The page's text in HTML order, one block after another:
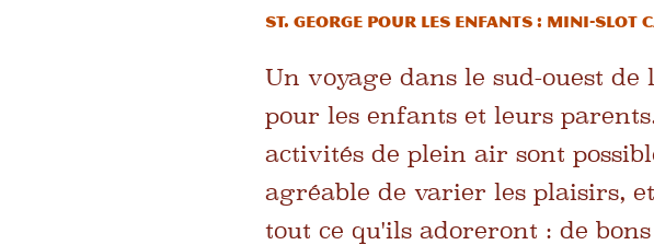
St. George pour les enfants : Mini-slot
Un voyage dans le sud-ouest de
pour les enfants et leurs
activités de plein air sont
agréable de varier les plaisirs,
tout ce qu'ils adoreront : de